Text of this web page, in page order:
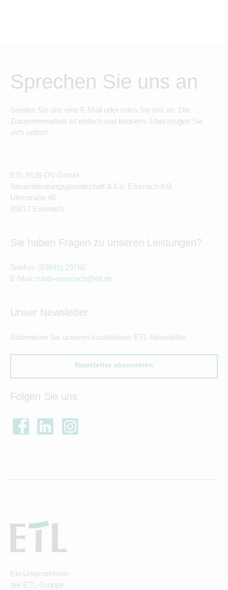
Sprechen Sie uns an
Senden Sie uns eine E-Mail oder rufen Sie uns an. Die
Zusammenarbeit ist einfach und bequem. Überzeugen Sie
sich selbst!
ETL RUB-DV GmbH
Steuerberatungsgesellschaft & Co. Eisenach KG.
Uferstraße 46
99817 Eisenach
Sie haben Fragen zu unseren Leistungen?
Telefon: (03691) 29760
E-Mail: rubdv-eisenach@etl.de
Unser Newsletter
Abonnieren Sie unseren kostenlosen ETL-Newsletter.
Newsletter abonnieren
Folgen Sie uns
Ein Unternehmen
der ETL-Gruppe